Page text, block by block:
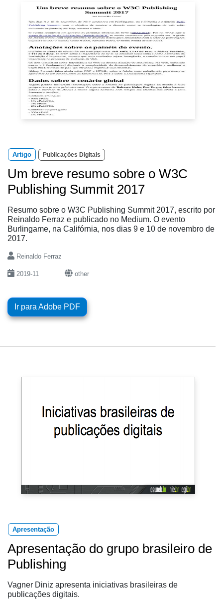
Artigo Publicações Digitais
Um breve resumo sobre o W3C
Publishing Summit 2017
Resumo sobre o W3C Publishing Summit 2017, escrito por
Reinaldo Ferraz e publicado no Medium. O evento
Burlingame, na Califórnia, nos dias 9 e 10 de novembro de
2017.
Reinaldo Ferraz
2019-11 other
Ir para Adobe PDF
Apresentação
Apresentação do grupo brasileiro de
Publishing
Vagner Diniz apresenta iniciativas brasileiras de
publicações digitais.